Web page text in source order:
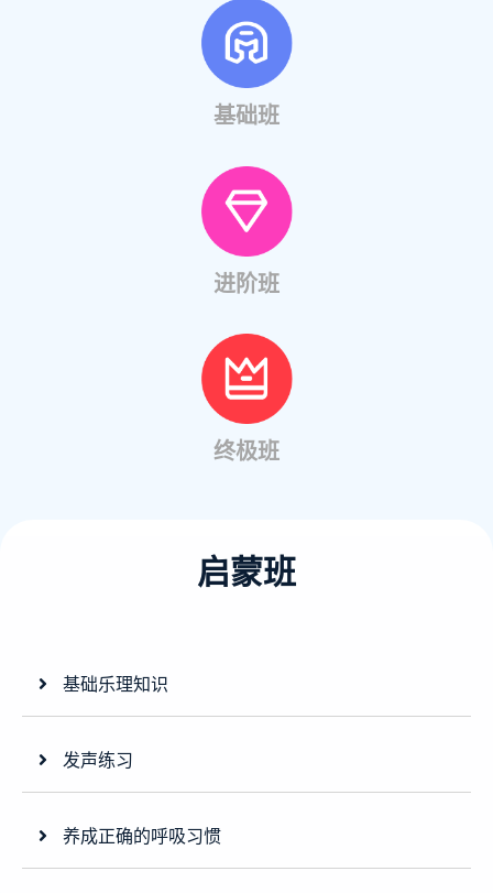
基础班
进阶班
终极班
启蒙班
基础乐理知识
发声练习
养成正确的呼吸习惯